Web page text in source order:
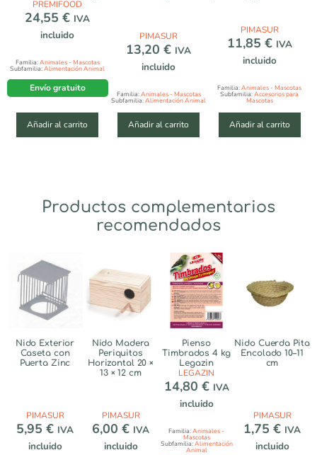
PREMIFOOD
24,55€ IVA
incluido
Familia:Animales - Mascotas
Subfamilia:Alimentación Animal
Envío gratuito
Añadir al carrito
PIMASUR
13,20 € IVA
incluido
Familia:Animales - Mascotas
Subfamilia:Alimentación Animal
Añadir al carrito
PIMASUR
11,85 € IVA
incluido
Familia:Animales - Mascotas
Subfamilia:Accesorios para
Mascotas
Añadir al carrito
Productos complementarios
recomendados
Nido Exterior
Caseta con
Puerta Zinc
PIMASUR
5,95 € IVA
incluido
Nido Madera
Periquitos
Horizontal 20 ×
13 × 12 cm
PIMASUR
6,00 € IVA
incluido
Pienso
Timbrados 4 kg
Legazin
LEGAZIN
14,80 € IVA
incluido
Familia:Animales -
Mascotas
Subfamilia:Alimentación
Animal
Nido Cuerda Pita
Encolado 10–11
cm
PIMASUR
1,75 € IVA
incluido